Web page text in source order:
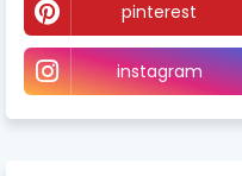
pinterest
instagram